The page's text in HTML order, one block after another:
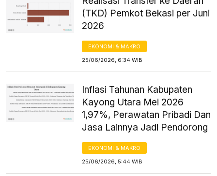
(TKD) Pemkot Bekasi per Juni
2026
EKONOMI & MAKRO
25/06/2026, 6:34 WIB
Inflasi Tahunan Kabupaten
Kayong Utara Mei 2026
1,97%, Perawatan Pribadi Dan
Jasa Lainnya Jadi Pendorong
EKONOMI & MAKRO
25/06/2026, 5:44 WIB